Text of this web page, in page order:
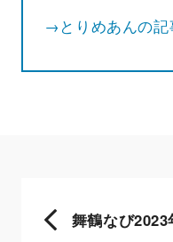
→とりめあんの記
舞鶴なび